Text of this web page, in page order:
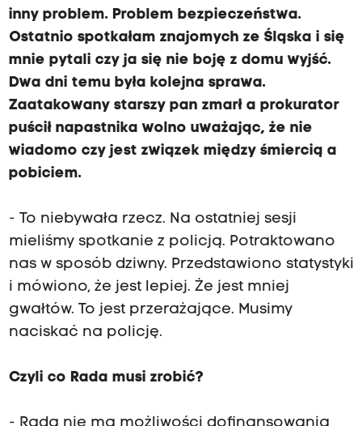
inny problem. Problem bezpieczeństwa.
Ostatnio spotkałam znajomych ze Śląska i się
mnie pytali czy ja się nie boję z domu wyjść.
Dwa dni temu była kolejna sprawa.
Zaatakowany starszy pan zmarł a prokurator
puścił napastnika wolno uważając, że nie
wiadomo czy jest związek między śmiercią a
pobiciem.
- To niebywała rzecz. Na ostatniej sesji
mieliśmy spotkanie z policją. Potraktowano
nas w sposób dziwny. Przedstawiono statystyki
i mówiono, że jest lepiej. Że jest mniej
gwałtów. To jest przerażające. Musimy
naciskać na policję.
Czyli co Rada musi zrobić?